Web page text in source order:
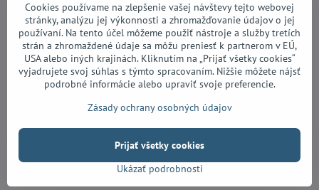
Cort KX300 Etched EBG
Vypredané
Cookies používame na zlepšenie vašej návštevy tejto webovej
stránky, analýzu jej výkonnosti a zhromažďovanie údajov o jej
používaní. Na tento účel môžeme použiť nástroje a služby tretích
strán a zhromaždené údaje sa môžu preniesť k partnerom v EÚ,
USA alebo iných krajinách. Kliknutím na „Prijať všetky cookies“
vyjadrujete svoj súhlas s týmto spracovaním. Nižšie môžete nájsť
podrobné informácie alebo upraviť svoje preferencie.
Zásady ochrany osobných údajov
Ukázať podrobnosti
Prijať všetky cookies